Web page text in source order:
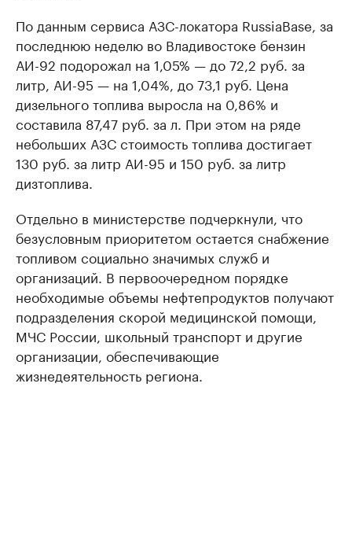
По данным сервиса АЗС-локатора RussiaBase, за
последнюю неделю во Владивостоке бензин
АИ-92 подорожал на 1,05% — до 72,2 руб. за
литр, АИ-95 — на 1,04%, до 73,1 руб. Цена
дизельного топлива выросла на 0,86% и
составила 87,47 руб. за л. При этом на ряде
небольших АЗС стоимость топлива достигает
130 руб. за литр АИ-95 и 150 руб. за литр
дизтоплива.
Отдельно в министерстве подчеркнули, что
безусловным приоритетом остается снабжение
топливом социально значимых служб и
организаций. В первоочередном порядке
необходимые объемы нефтепродуктов получают
подразделения скорой медицинской помощи,
МЧС России, школьный транспорт и другие
организации, обеспечивающие
жизнедеятельность региона.